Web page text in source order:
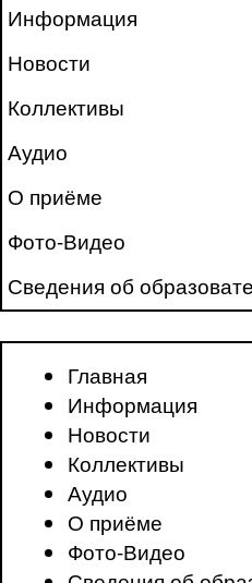
Информация
Новости
Коллективы
Аудио
О приёме
Фото-Видео
Сведения об
Главная
Информация
Новости
Коллективы
Аудио
О приёме
Фото-Видео